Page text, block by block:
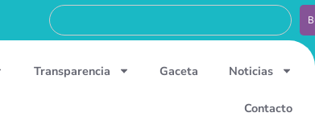
Transparencia Gaceta Noticias
Contacto